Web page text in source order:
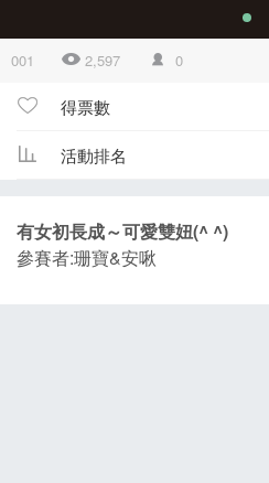
001 2,597 0
得票數
活動排名
有女初長成～可愛雙妞(^ ^)
參賽者:珊寶&安啾